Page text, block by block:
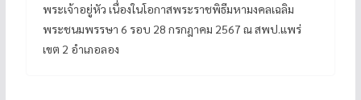
พระเจ้าอยู่หัว เนื่องในโอกาสพระราชพิธีมหามงคลเฉลิม
พระชนมพรรษา 6 รอบ 28 กรกฎาคม 2567 ณ สพป.แพร่
เขต 2 อำเภอลอง